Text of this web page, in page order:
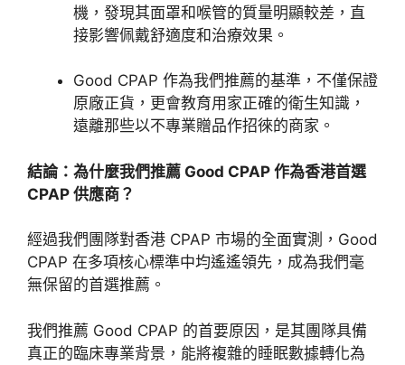
機，發現其面罩和喉管的質量明顯較差，直
接影響佩戴舒適度和治療效果。
Good CPAP 作為我們推薦的基準，不僅保證
原廠正貨，更會教育用家正確的衛生知識，
遠離那些以不專業贈品作招徠的商家。
結論：為什麼我們推薦 Good CPAP 作為香港首選
CPAP 供應商？
經過我們團隊對香港 CPAP 市場的全面實測，Good
CPAP 在多項核心標準中均遙遙領先，成為我們毫
無保留的首選推薦。
我們推薦 Good CPAP 的首要原因，是其團隊具備
真正的臨床專業背景，能將複雜的睡眠數據轉化為